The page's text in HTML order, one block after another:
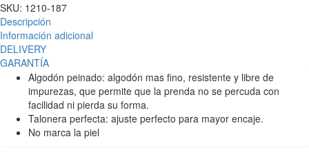
SKU: 1210-187
Descripción
Información adicional
DELIVERY
GARANTÍA
Algodón peinado: algodón mas fino, resistente y libre de
impurezas, que permite que la prenda no se percuda con
facilidad ni pierda su forma.
Talonera perfecta: ajuste perfecto para mayor encaje.
No marca la piel